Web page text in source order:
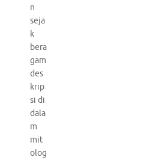
n
seja
k
bera
gam
des
krip
si di
dala
m
mit
olog